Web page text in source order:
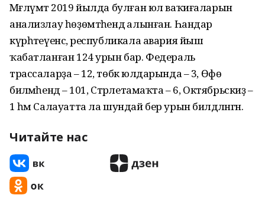
Мәғлүмәт 2019 йылда булған юл ваҡиғаларын
анализлау һөҙөмтәһендә алынған. Һандар
күрһәтеүенсә, республикала авария йыш
ҡабатланған 124 урын бар. Федераль
трассаларҙа – 12, төбәк юлдарында – 3, Өфө
биләмәһендә – 101, Стәрлетамаҡта – 6, Октябрьскиҙә –
1 һәм Салауатта ла шундай бер урын билдәләнгән.
Читайте нас